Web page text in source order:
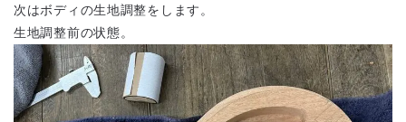
次はボディの生地調整をします。
生地調整前の状態。